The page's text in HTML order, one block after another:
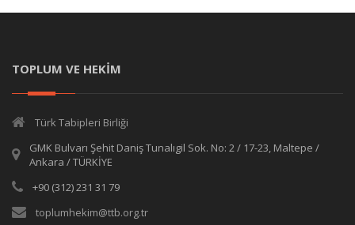
TOPLUM VE HEKİM
Türk Tabipleri Birliği
GMK Bulvarı Şehit Daniş Tunalıgil Sok. No: 2 / 17-23, Maltepe /
Ankara / TÜRKİYE
+90 (312) 231 31 79
toplumhekim@ttb.org.tr